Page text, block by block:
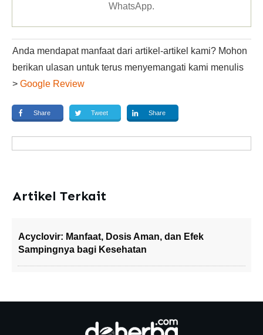
WhatsApp.
Anda mendapat manfaat dari artikel-artikel kami? Mohon
berikan ulasan untuk terus menyemangati kami menulis
> Google Review
Share Tweet Share
Artikel Terkait
Acyclovir: Manfaat, Dosis Aman, dan Efek
Sampingnya bagi Kesehatan